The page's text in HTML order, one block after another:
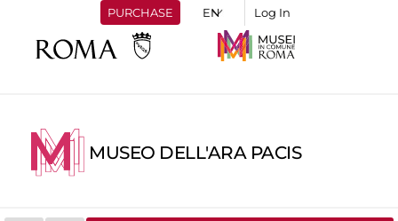
PURCHASE Log In
MUSEO DELL'ARA PACIS